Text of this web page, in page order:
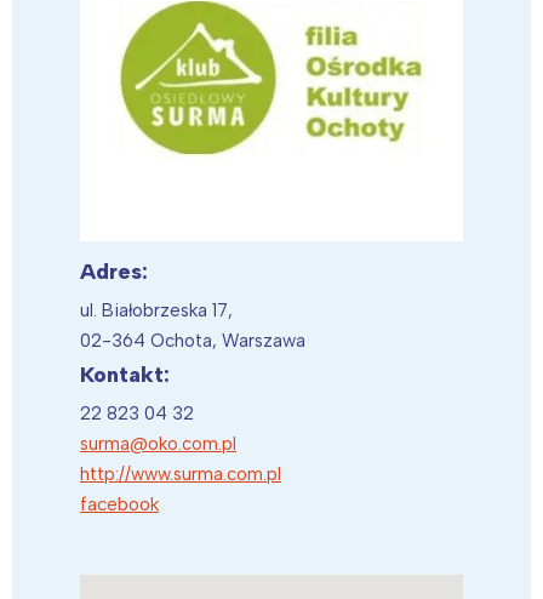
Adres:
ul. Białobrzeska 17,
02-364 Ochota, Warszawa
Kontakt:
22 823 04 32
surma@oko.com.pl
http://www.surma.com.pl
facebook